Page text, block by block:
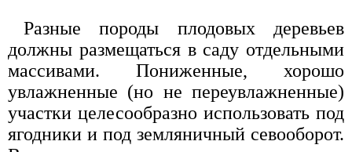
Разные породы плодовых деревьев
должны размещаться в саду отдельными
массивами. Пониженные, хорошо
увлажненные (но не переувлажненные)
участки целесообразно использовать под
ягодники и под земляничный севооборот.